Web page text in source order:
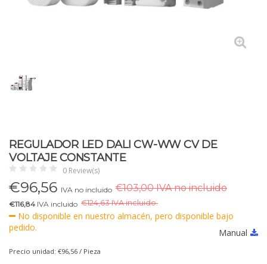
REGULADOR LED DALI CW-WW CV DE
VOLTAJE CONSTANTE
0 Review(s)
€96,56 IVA no incluido €103,00 IVA no incluido
€116,84 IVA incluido €124,63 IVA incluido.
No disponible en nuestro almacén, pero disponible bajo
pedido.
Manual
Precio unidad: €96,56 / Pieza